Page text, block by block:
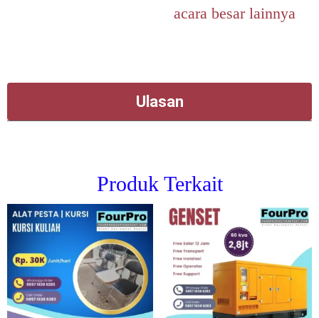
acara besar lainnya
Ulasan
Produk Terkait